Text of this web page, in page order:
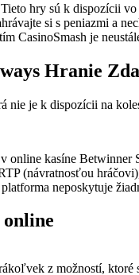
Tieto hry sú k dispozícii vo
si s peniazmi a
CasinoSmash je
Hranie
nie je k dispozícii na
online kasíne Betwinner
(návratnosťou
neposkytuje
onlinе
z možností, ktoré